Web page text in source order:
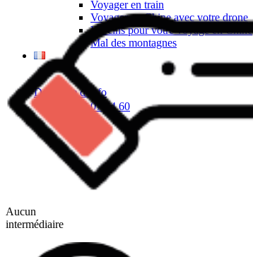
Voyager en train
Voyager en Chine avec votre drone
Vaccins pour votre voyage en Chine
Mal des montagnes
Demande d’info
09 83 07 44 60
Aucun
intermédiaire